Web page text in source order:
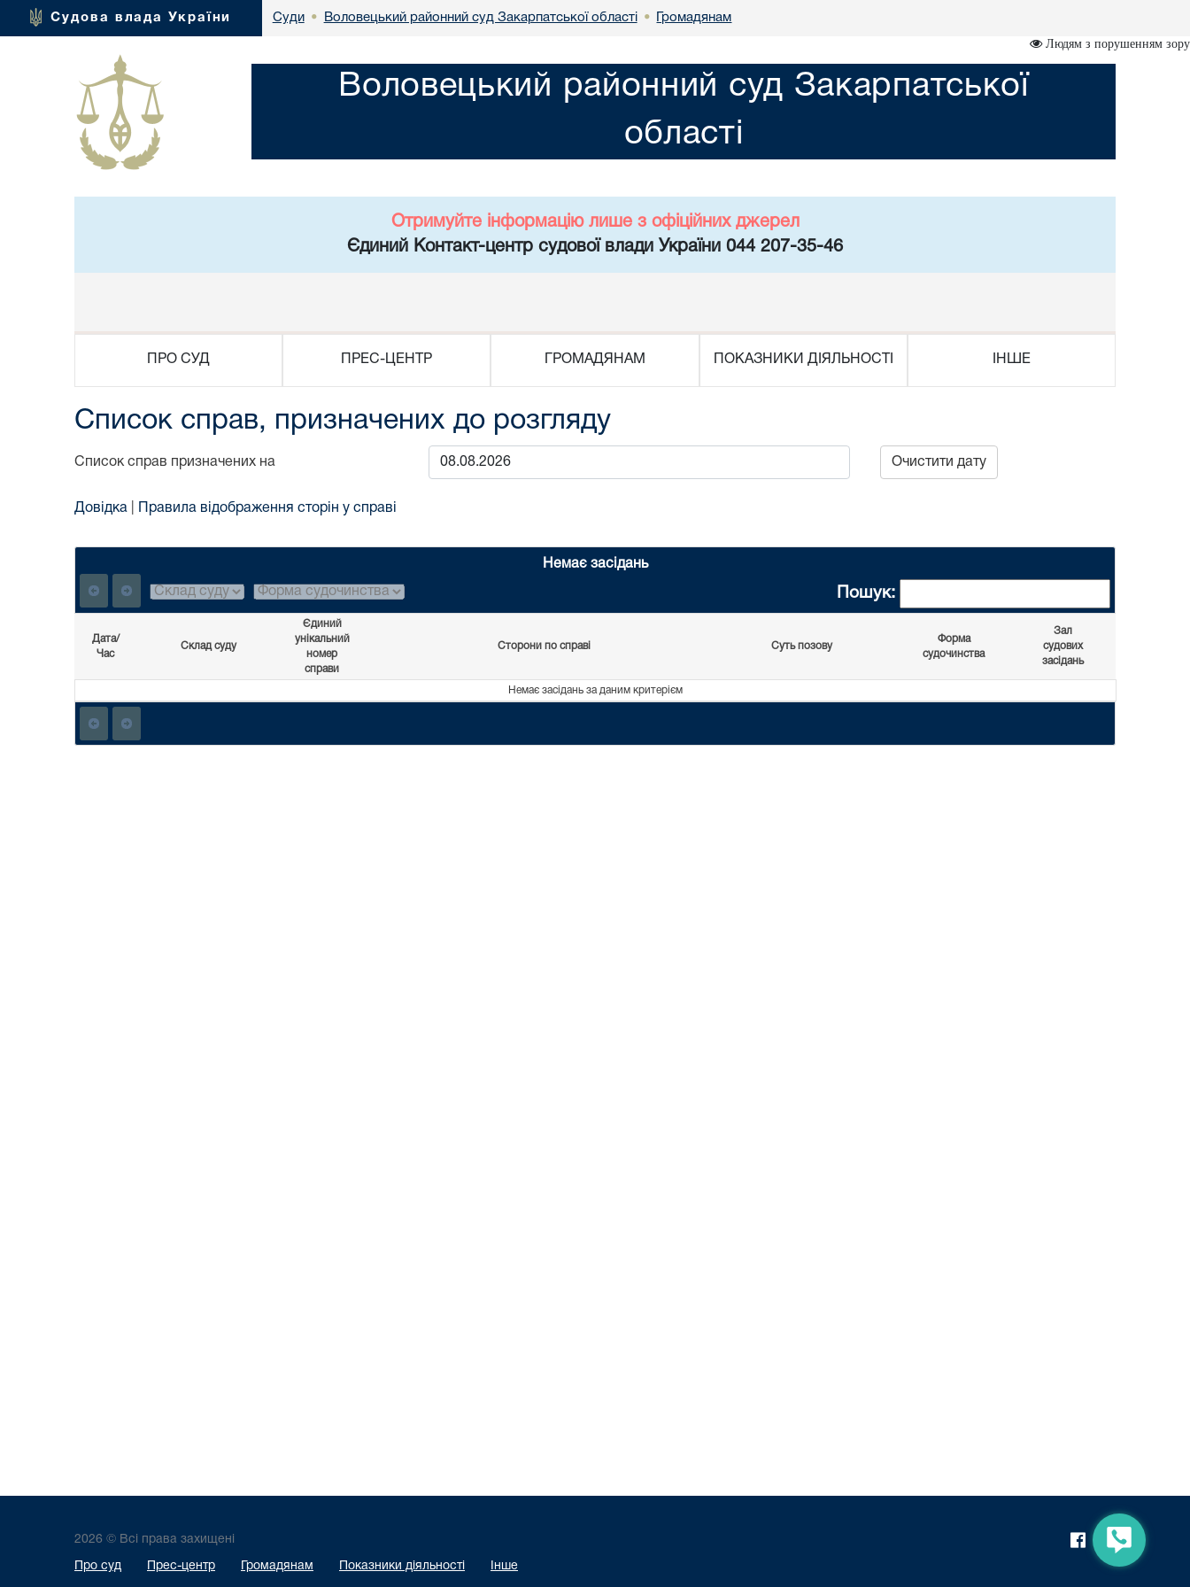
Судова влада України Суди • Воловецький районний суд Закарпатської області • Громадянам
Людям з порушенням зору
Воловецький районний суд Закарпатської
області
Отримуйте інформацію лише з офіційних джерел
Єдиний Контакт-центр судової влади України 044 207-35-46
ПРО СУД ПРЕС-ЦЕНТР ГРОМАДЯНАМ ПОКАЗНИКИ ДІЯЛЬНОСТІ ІНШЕ
Список справ, призначених до розгляду
Список справ призначених на Очистити дату
Довідка Правила відображення сторін у справі
Немає засідань
Пошук:
Дата/
Час
Склад суду
Єдиний
унікальний
номер
справи
Сторони по справі Суть позову
Форма
судочинства
Зал
судових
засідань
Немає засідань за даним критерієм
2026 © Всі права захищені
Про суд Прес-центр Громадянам Показники діяльності Інше